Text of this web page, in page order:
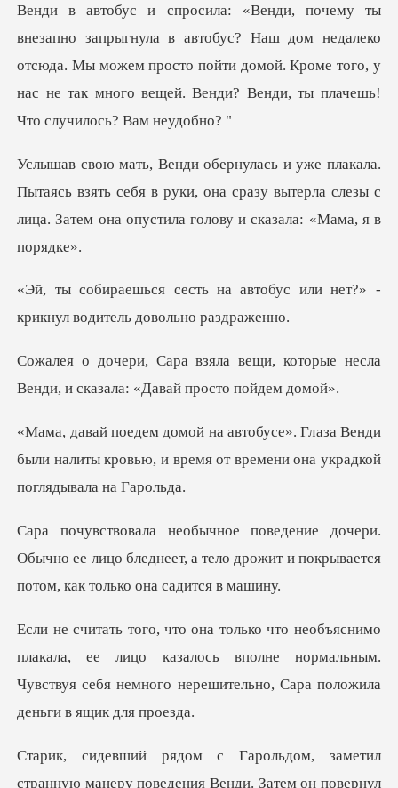
у ты
внезапно запрыгнула в автобус? Наш дом недалеко
отсюда. Мы можем просто пойти домой. Кр
ясь взять себя в руки, она сразу вытерла слезы с
лица.
автобус или нет?» -
крикнул в
щи, которые несла
Венди, и сказ
аза Венди
были налиты кровью, и время от в
Обычно ее лицо бледнеет, а тело дрожит и покр
ла, ее лицо казалось вполне нормальным.
Чувствуя себя немн
поведения Венди. Затем он повернул